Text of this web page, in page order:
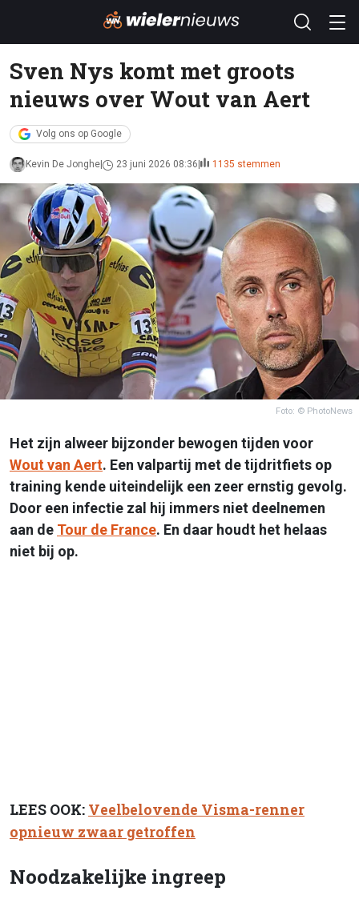
Sven Nys komt met groots
nieuws over Wout van Aert
Volg ons op Google
Kevin De Jonghe 23 juni 2026 08:36 1135 stemmen
Foto: © PhotoNews
Het zijn alweer bijzonder bewogen tijden voor
Wout van Aert. Een valpartij met de tijdritfiets op
training kende uiteindelijk een zeer ernstig gevolg.
Door een infectie zal hij immers niet deelnemen
aan de Tour de France. En daar houdt het helaas
niet bij op.
LEES OOK: Veelbelovende Visma-renner
opnieuw zwaar getroffen
Noodzakelijke ingreep